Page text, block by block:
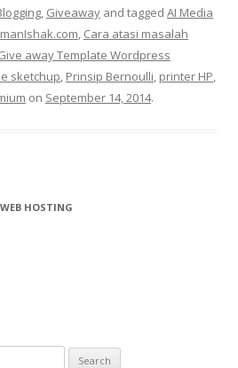
, Giveaway and tagged AI Media
, Cara atasi masalah
away Template Wordpress
sketchup, Prinsip Bernoulli, printer HP,
on September 14, 2014.
HOSTING